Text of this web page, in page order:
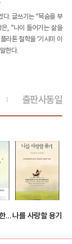
다. 글쓰기는 “목숨을 부
, “나이 들어가는 삶을
라톤 철학을 ‘기시미 이
한다.
출판사동일
나를 위해 일한다는 것나를 사랑할 용기